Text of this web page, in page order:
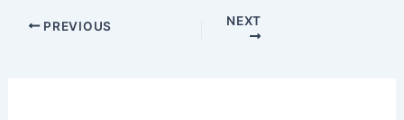
PREVIOUS NEXT